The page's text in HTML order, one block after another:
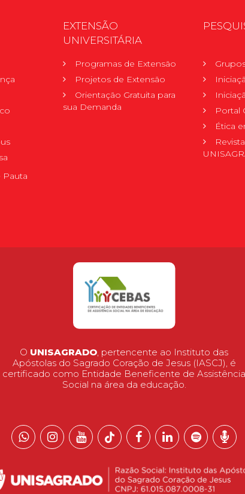
Pauta
EXTENSÃO
UNIVERSITÁRIA
Programas de Extensão
Projetos de Extensão
Orientação Gratuita para
sua Demanda
Portal
Ética
O UNISAGRADO, pertencente ao Instituto das
Apóstolas do Sagrado Coração de Jesus (IASCJ), é
certificado como Entidade Beneficente de Assistência
Social na área da educação.